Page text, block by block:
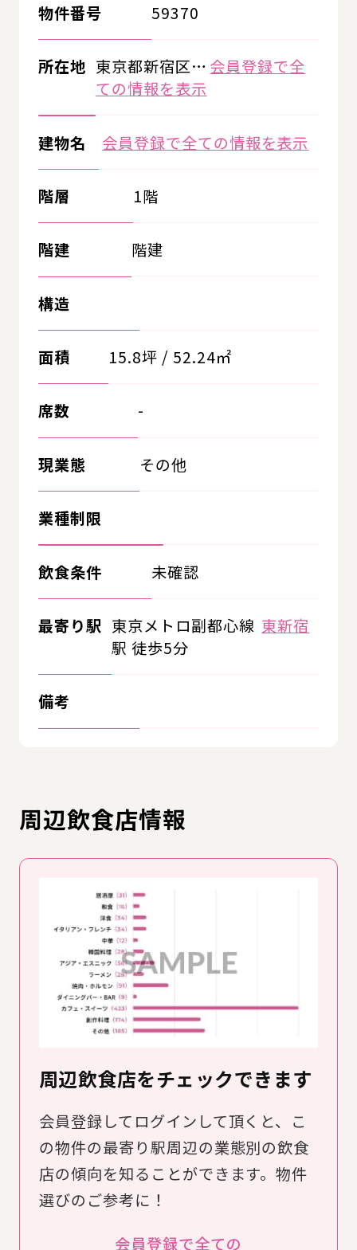
物件番号 59370
所在地 東京都新宿区… 会員登録で全
ての情報を表示
建物名 会員登録で全ての情報を表示
階層 1階
階建 階建
構造
面積 15.8坪 / 52.24㎡
席数 -
現業態 その他
業種制限
飲食条件 未確認
最寄り駅 東京メトロ副都心線 東新宿
駅 徒歩5分
備考
周辺飲食店情報
周辺飲食店をチェックできます
会員登録してログインして頂くと、こ
の物件の最寄り駅周辺の業態別の飲食
店の傾向を知ることができます。物件
選びのご参考に！
会員登録で全ての